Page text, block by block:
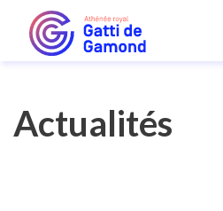
Actualités
Actualités